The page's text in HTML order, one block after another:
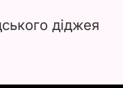
діджея